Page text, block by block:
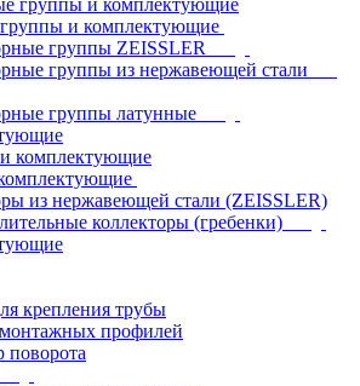
и комплектующие
группы ZEISSLER
группы из нержавеющей стали
группы латунные
из нержавеющей стали (ZEISSLER)
коллекторы (гребенки)
крепления трубы
профилей
поворота